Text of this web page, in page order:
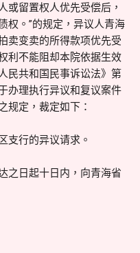
或留置权人优先受偿后，
权。”的规定，异议人青海
卖变卖的所得款项优先受
利不能阻却本院依据生效
民共和国民事诉讼法》第
办理执行异议和复议案件
规定，裁定如下：
支行的异议请求。
之日起十日内，向青海省